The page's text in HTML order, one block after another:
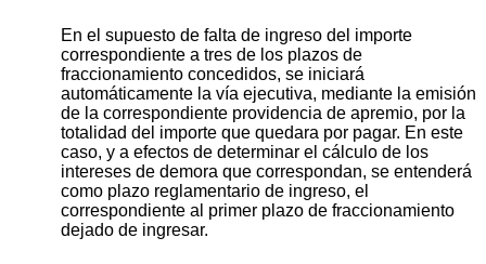
En el supuesto de falta de ingreso del importe
correspondiente a tres de los plazos de
fraccionamiento concedidos, se iniciará
automáticamente la vía ejecutiva, mediante la emisión
de la correspondiente providencia de apremio, por la
totalidad del importe que quedara por pagar. En este
caso, y a efectos de determinar el cálculo de los
intereses de demora que correspondan, se entenderá
como plazo reglamentario de ingreso, el
correspondiente al primer plazo de fraccionamiento
dejado de ingresar.